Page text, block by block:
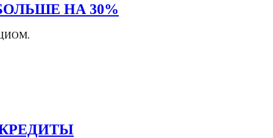
НА 30%
ВЦИОМ.